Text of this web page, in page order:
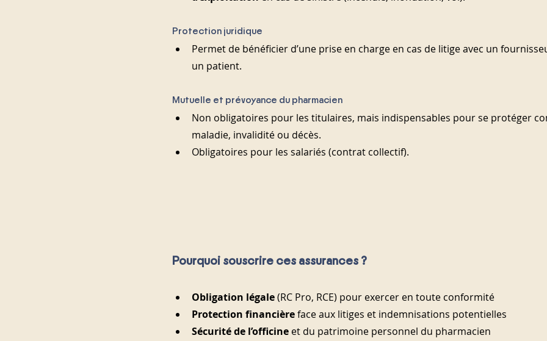
Protection juridique
Permet de bénéficier d’une prise en charge en cas de litige avec un
un patient.
Mutuelle et prévoyance du pharmacien
Non obligatoires pour les titulaires, mais indispensables pour se protéger
maladie, invalidité ou décès.
Obligatoires pour les salariés (contrat collectif).
Pourquoi souscrire ces assurances ?
Obligation légale (RC Pro, RCE) pour exercer en toute conformité
Protection financière face aux litiges et indemnisations potentielles
Sécurité de l’officine et du patrimoine personnel du pharmacien